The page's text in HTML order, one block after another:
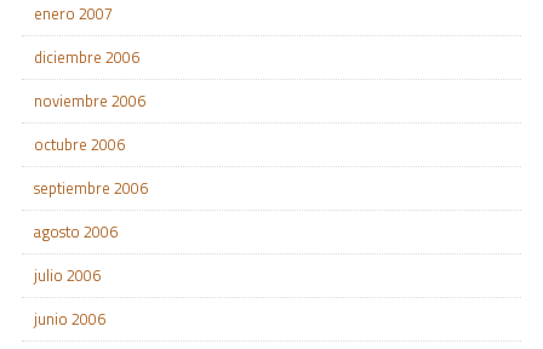
enero 2007
diciembre 2006
noviembre 2006
octubre 2006
septiembre 2006
agosto 2006
julio 2006
junio 2006